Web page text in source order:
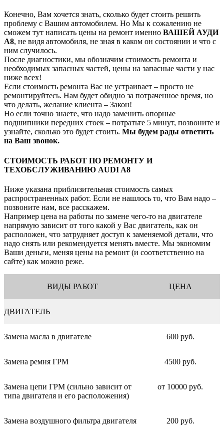
Конечно, Вам хочется знать, сколько будет стоить решить
проблему с Вашим автомобилем. Но Мы к сожалению не
сможем тут написать цены на ремонт именно ВАШЕЙ АУДИ
А8, не видя автомобиля, не зная в каком он состоянии и что с
ним случилось.
После диагностики, мы обозначим стоимость ремонта и
необходимых запасных частей, цены на запасные части у нас
ниже всех!
Если стоимость ремонта Вас не устраивает – просто не
ремонтируйтесь. Нам будет обидно за потраченное время, но
что делать, желание клиента – Закон!
Но если точно знаете, что надо заменить опорные
подшипники передних стоек – потратьте 5 минут, позвоните и
узнайте, сколько это будет стоить. Мы будем рады ответить
на Ваш звонок.
СТОИМОСТЬ РАБОТ ПО РЕМОНТУ И
ТЕХОБСЛУЖИВАНИЮ AUDI A8
Ниже указана приблизительная стоимость самых
распространенных работ. Если не нашлось то, что Вам надо –
позвоните нам, все расскажем.
Например цена на работы по замене чего-то на двигателе
напрямую зависит от того какой у Вас двигатель, как он
расположен, что затрудняет доступ к заменяемой детали, что
надо снять или рекомендуется менять вместе. Мы экономим
Ваши деньги, меняя цены на ремонт (и соответственно на
сайте) как можно реже.
ВИДЫ РАБОТ ЦЕНА
ДВИГАТЕЛЬ
Замена масла в двигателе 600 руб.
Замена ремня ГРМ 4500 руб.
Замена цепи ГРМ (сильно зависит от
типа двигателя и его расположения)
от 10000 руб.
Замена воздушного фильтра двигателя 200 руб.